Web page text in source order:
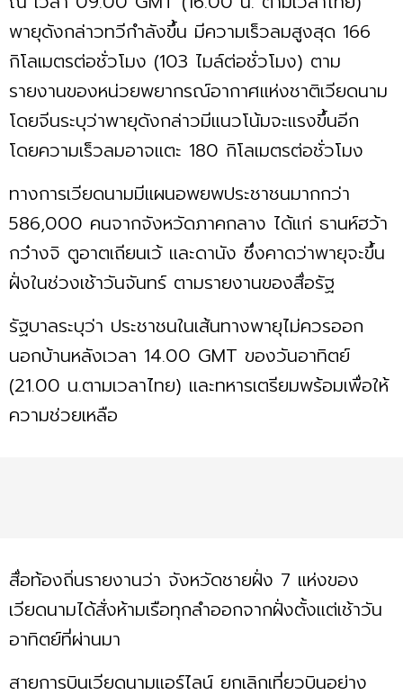
พายุดังกล่าวทวีกำลังขึ้น มีความเร็วลมสูงสุด 166
กิโลเมตรต่อชั่วโมง (103 ไมล์ต่อชั่วโมง) ตาม
รายงานของหน่วยพยากรณ์อากาศแห่งชาติเวียดนาม
โดยจีนระบุว่าพายุดังกล่าวมีแนวโน้มจะแรงขึ้นอีก
โดยความเร็วลมอาจแตะ 180 กิโลเมตรต่อชั่วโมง
ทางการเวียดนามมีแผนอพยพประชาชนมากกว่า
586,000 คนจากจังหวัดภาคกลาง ได้แก่ ธานห์ฮว้า
กว๋างจิ ตูอาตเถียนเว้ และดานัง ซึ่งคาดว่าพายุจะขึ้น
ฝั่งในช่วงเช้าวันจันทร์ ตามรายงานของสื่อรัฐ
รัฐบาลระบุว่า ประชาชนในเส้นทางพายุไม่ควรออก
นอกบ้านหลังเวลา 14.00 GMT ของวันอาทิตย์
(21.00 น.ตามเวลาไทย) และทหารเตรียมพร้อมเพื่อให้
ความช่วยเหลือ
สื่อท้องถิ่นรายงานว่า จังหวัดชายฝั่ง 7 แห่งของ
เวียดนามได้สั่งห้ามเรือทุกลำออกจากฝั่งตั้งแต่เช้าวัน
อาทิตย์ที่ผ่านมา
สายการบินเวียดนามแอร์ไลน์ ยกเลิกเที่ยวบินอย่าง